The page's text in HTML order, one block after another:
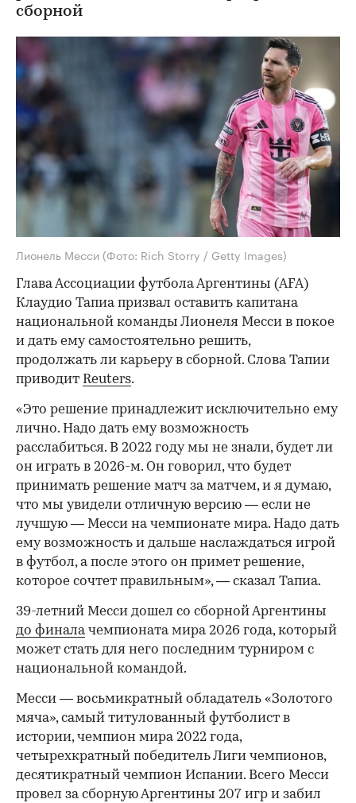
сборной
Лионель Месси (Фото: Rich Storry / Getty Images)
Глава Ассоциации футбола Аргентины (AFA)
Клаудио Тапиа призвал оставить капитана
национальной команды Лионеля Месси в покое
и дать ему самостоятельно решить,
продолжать ли карьеру в сборной. Слова Тапии
приводит Reuters.
«Это решение принадлежит исключительно ему
лично. Надо дать ему возможность
расслабиться. В 2022 году мы не знали, будет ли
он играть в 2026-м. Он говорил, что будет
принимать решение матч за матчем, и я думаю,
что мы увидели отличную версию — если не
лучшую — Месси на чемпионате мира. Надо дать
ему возможность и дальше наслаждаться игрой
в футбол, а после этого он примет решение,
которое сочтет правильным», — сказал Тапиа.
39-летний Месси дошел со сборной Аргентины
до финалачемпионата мира 2026 года, который
может стать для него последним турниром с
национальной командой.
Месси — восьмикратный обладатель «Золотого
мяча», самый титулованный футболист в
истории, чемпион мира 2022 года,
четырехкратный победитель Лиги чемпионов,
десятикратный чемпион Испании. Всего Месси
провел за сборную Аргентины 207 игр и забил